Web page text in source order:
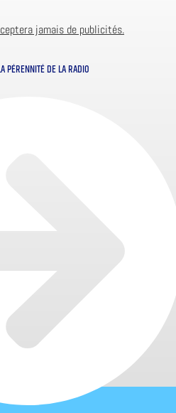
jamais de publicités.
PÉRENNITÉ DE LA RADIO